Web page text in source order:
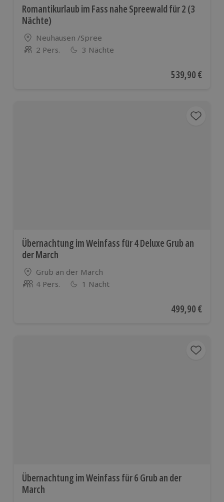
Romantikurlaub im Fass nahe Spreewald für 2 (3
Nächte)
Standort
Neuhausen /Spree
Anzahl der Teilnehmer
2 Pers. 3 Nächte
Aktueller Preis
539,90 €
Übernachtung im Weinfass für 4 Deluxe Grub an
der March
Standort
Grub an der March
Anzahl der Teilnehmer
4 Pers. 1 Nacht
Aktueller Preis
499,90 €
Übernachtung im Weinfass für 6 Grub an der
March